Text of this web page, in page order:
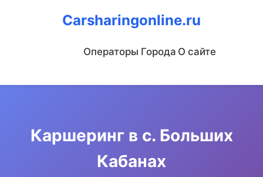
Carsharingonline.ru
Операторы Города О сайте
Каршеринг в с. Больших
Кабанах